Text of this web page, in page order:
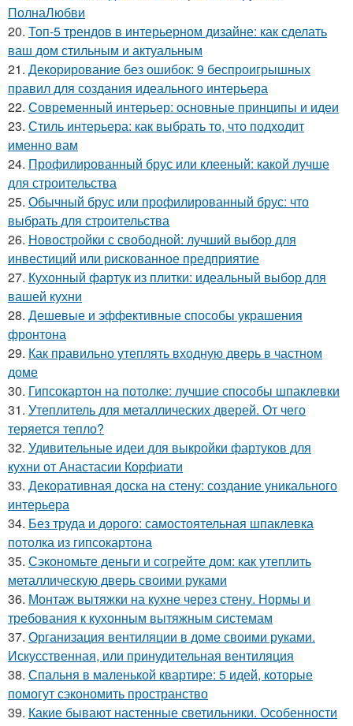
ПолнаЛюбви
20. Топ-5 трендов в интерьерном дизайне: как сделать
ваш дом стильным и актуальным
21. Декорирование без ошибок: 9 беспроигрышных
правил для создания идеального интерьера
22. Современный интерьер: основные принципы и идеи
23. Стиль интерьера: как выбрать то, что подходит
именно вам
24. Профилированный брус или клееный: какой лучше
для строительства
25. Обычный брус или профилированный брус: что
выбрать для строительства
26. Новостройки с свободной: лучший выбор для
инвестиций или рискованное предприятие
27. Кухонный фартук из плитки: идеальный выбор для
вашей кухни
28. Дешевые и эффективные способы украшения
фронтона
29. Как правильно утеплять входную дверь в частном
доме
30. Гипсокартон на потолке: лучшие способы шпаклевки
31. Утеплитель для металлических дверей. От чего
теряется тепло?
32. Удивительные идеи для выкройки фартуков для
кухни от Анастасии Корфиати
33. Декоративная доска на стену: создание уникального
интерьера
34. Без труда и дорого: самостоятельная шпаклевка
потолка из гипсокартона
35. Сэкономьте деньги и согрейте дом: как утеплить
металлическую дверь своими руками
36. Монтаж вытяжки на кухне через стену. Нормы и
требования к кухонным вытяжным системам
37. Организация вентиляции в доме своими руками.
Искусственная, или принудительная вентиляция
38. Спальня в маленькой квартире: 5 идей, которые
помогут сэкономить пространство
39. Какие бывают настенные светильники. Особенности